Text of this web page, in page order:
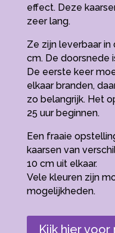
effect. Deze
zeer lang.
Ze zijn leverbaar in
cm. De doorsnede
De eerste keer
elkaar branden,
zo belangrijk. Het
25 uur beginnen.
Een fraaie
kaarsen van
10 cm uit elkaar.
Vele kleuren zijn
mogelijkheden.
Kijk hier